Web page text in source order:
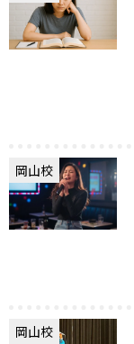
岡山校
岡山校